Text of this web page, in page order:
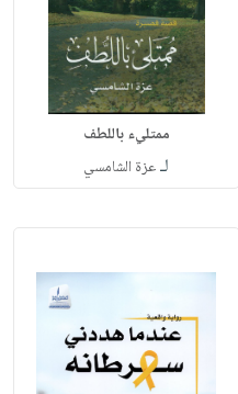
ممتليء باللطف
لـعزة الشامسي